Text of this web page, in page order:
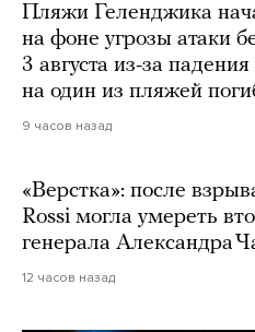
Пляжи Геленджика
на фоне угрозы атаки
3 августа из-за
на один из пляжей
9 часов назад
«Верстка»: после
Rossi могла умереть
генерала Александра
12 часов назад